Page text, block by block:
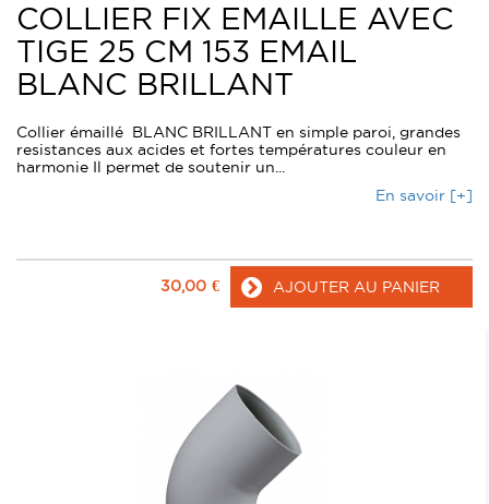
COLLIER FIX EMAILLE AVEC
TIGE 25 CM 153 EMAIL
BLANC BRILLANT
Collier émaillé BLANC BRILLANT en simple paroi, grandes
resistances aux acides et fortes températures couleur en
harmonie Il permet de soutenir un...
En savoir [+]
30,00 € AJOUTER AU PANIER